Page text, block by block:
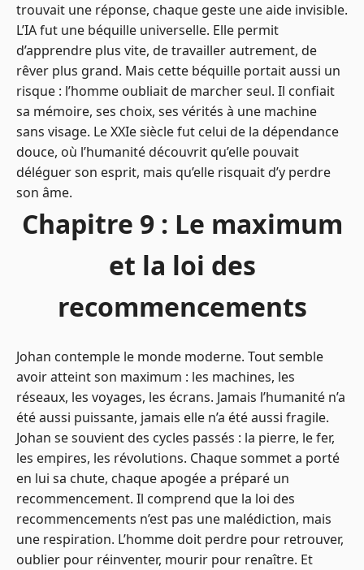
trouvait une réponse, chaque geste une aide invisible.
L’IA fut une béquille universelle. Elle permit
d’apprendre plus vite, de travailler autrement, de
rêver plus grand. Mais cette béquille portait aussi un
risque : l’homme oubliait de marcher seul. Il confiait
sa mémoire, ses choix, ses vérités à une machine
sans visage. Le XXIe siècle fut celui de la dépendance
douce, où l’humanité découvrit qu’elle pouvait
déléguer son esprit, mais qu’elle risquait d’y perdre
son âme.
Chapitre 9 : Le maximum
et la loi des
recommencements
Johan contemple le monde moderne. Tout semble
avoir atteint son maximum : les machines, les
réseaux, les voyages, les écrans. Jamais l’humanité n’a
été aussi puissante, jamais elle n’a été aussi fragile.
Johan se souvient des cycles passés : la pierre, le fer,
les empires, les révolutions. Chaque sommet a porté
en lui sa chute, chaque apogée a préparé un
recommencement. Il comprend que la loi des
recommencements n’est pas une malédiction, mais
une respiration. L’homme doit perdre pour retrouver,
oublier pour réinventer, mourir pour renaître. Et